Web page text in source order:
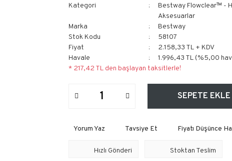
Kategori
Bestway Flowclear™ -
Aksesuarlar
Marka
Bestway
Stok Kodu
58107
Fiyat
2.158,33 TL + KDV
Havale
1.996,43 TL (%5,00
* 217,42 TL den başlayan taksitlerle!
SEPETE EKLE
Yorum Yaz Tavsiye Et Fiyatı Düşünce
Hızlı Gönderi Stoktan Teslim